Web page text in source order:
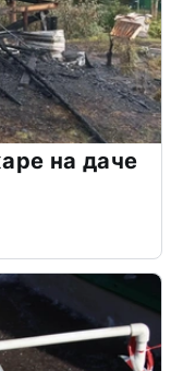
на даче